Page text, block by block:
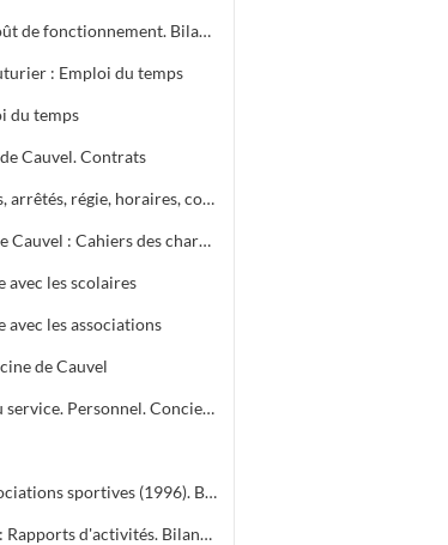
Piscine Paul Vaillant Couturier : Coût de fonctionnement. Bilan d'activité
: Emploi du temps
du temps
Cauvel. Contrats
Piscine de Cauvel : Courriers divers, arrêtés, régie, horaires, convention chèques loisirs temps libre, procès-verbal Commission de sécurité
Piscine Paul Vaillant Couturier et de Cauvel : Cahiers des charges signés par les clubs
avec les scolaires
avec les associations
de Cauvel
Service des sports : Organisation du service. Personnel. Concierges. Notes de service
Attribution de subventions aux associations sportives (1996). Bilans financiers des clubs (1995-1996)
Sports - Manifestations - Festivités : Rapports d'activités. Bilans financiers